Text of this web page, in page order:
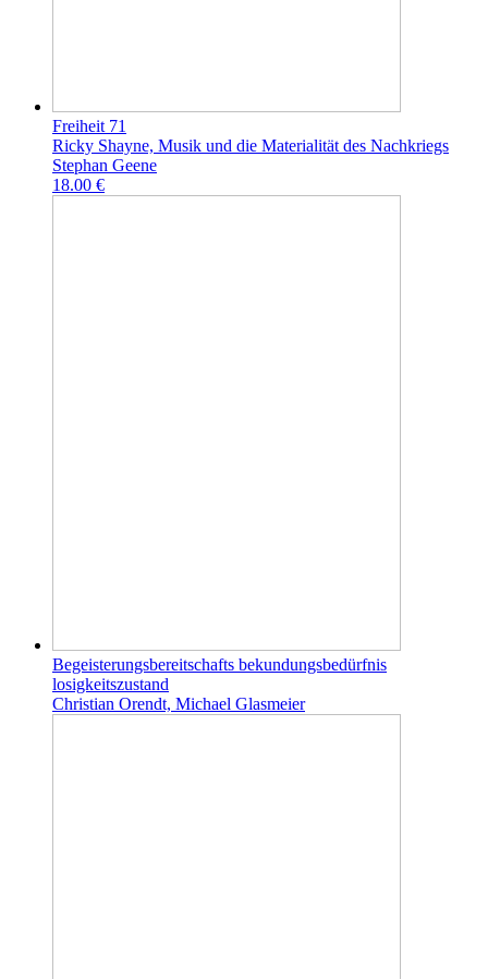
Freiheit 71
Ricky Shayne, Musik und die Materialität des Nachkriegs
Stephan Geene
18.00 €
Begeisterungsbereitschafts bekundungsbedürfnis
losigkeitszustand
Christian Orendt, Michael Glasmeier